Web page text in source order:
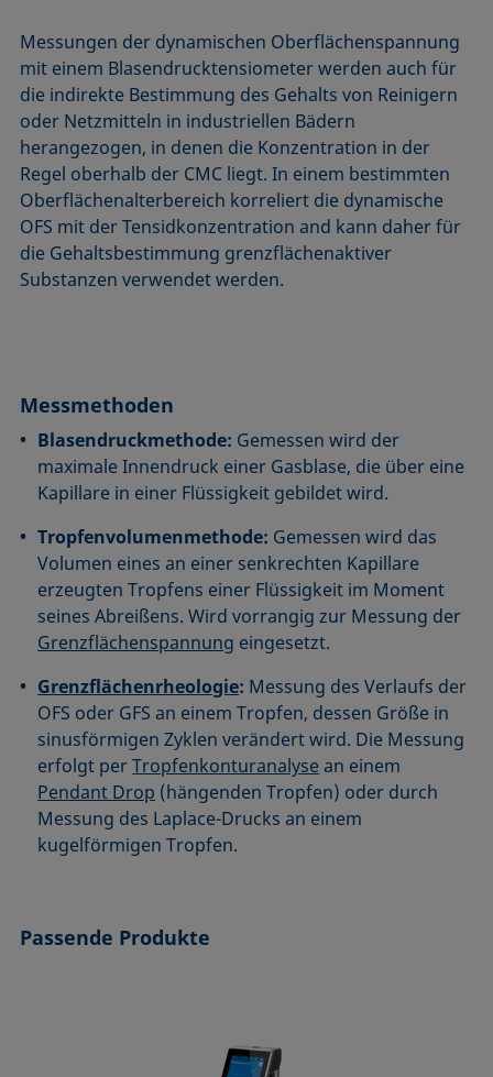
Messungen der dynamischen Oberflächenspannung
mit einem Blasendrucktensiometer werden auch für
die indirekte Bestimmung des Gehalts von Reinigern
oder Netzmitteln in industriellen Bädern
herangezogen, in denen die Konzentration in der
Regel oberhalb der CMC liegt. In einem bestimmten
Oberflächenalterbereich korreliert die dynamische
OFS mit der Tensidkonzentration and kann daher für
die Gehaltsbestimmung grenzflächenaktiver
Substanzen verwendet werden.
Messmethoden
Blasendruckmethode: Gemessen wird der
maximale Innendruck einer Gasblase, die über eine
Kapillare in einer Flüssigkeit gebildet wird.
Tropfenvolumenmethode: Gemessen wird das
Volumen eines an einer senkrechten Kapillare
erzeugten Tropfens einer Flüssigkeit im Moment
seines Abreißens. Wird vorrangig zur Messung der
Grenzflächenspannung eingesetzt.
Grenzflächenrheologie: Messung des Verlaufs der
OFS oder GFS an einem Tropfen, dessen Größe in
sinusförmigen Zyklen verändert wird. Die Messung
erfolgt perTropfenkonturanalysean einem
Pendant Drop (hängenden Tropfen) oder durch
Messung des Laplace-Drucks an einem
kugelförmigen Tropfen.
Passende Produkte